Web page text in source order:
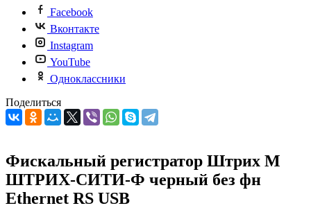
Facebook
Вконтакте
Instagram
YouTube
Одноклассники
Поделиться
Фискальный регистратор Штрих М
ШТРИХ-СИТИ-Ф черный без фн
Ethernet RS USB